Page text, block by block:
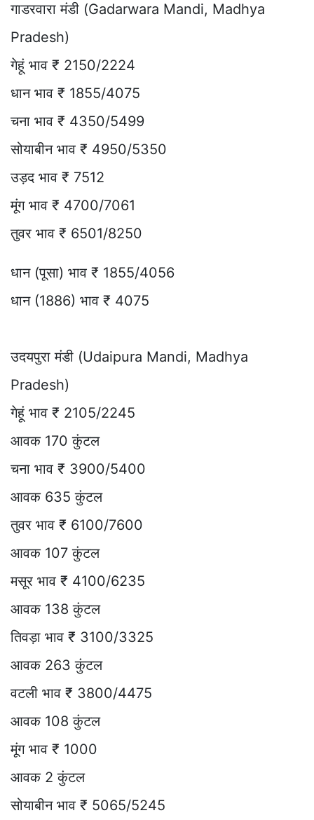
गाडरवारा मंडी (Gadarwara Mandi, Madhya
Pradesh)
गेहूं भाव ₹ 2150/2224
धान भाव ₹ 1855/4075
चना भाव ₹ 4350/5499
सोयाबीन भाव ₹ 4950/5350
उड़द भाव ₹ 7512
मूंग भाव ₹ 4700/7061
तुवर भाव ₹ 6501/8250
धान (पूसा) भाव ₹ 1855/4056
धान (1886) भाव ₹ 4075
उदयपुरा मंडी (Udaipura Mandi, Madhya
Pradesh)
गेहूं भाव ₹ 2105/2245
आवक 170 कुंटल
चना भाव ₹ 3900/5400
आवक 635 कुंटल
तुवर भाव ₹ 6100/7600
आवक 107 कुंटल
मसूर भाव ₹ 4100/6235
आवक 138 कुंटल
तिवड़ा भाव ₹ 3100/3325
आवक 263 कुंटल
वटली भाव ₹ 3800/4475
आवक 108 कुंटल
मूंग भाव ₹ 1000
आवक 2 कुंटल
सोयाबीन भाव ₹ 5065/5245